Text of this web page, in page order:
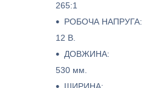
265:1
РОБОЧА НАПРУГА:
12 В.
ДОВЖИНА:
530 мм.